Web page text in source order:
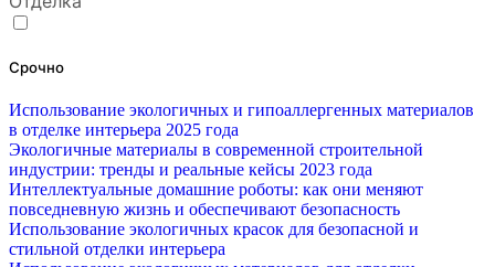
Срочно
Использование экологичных и гипоаллергенных материалов
в отделке интерьера 2025 года
Экологичные материалы в современной строительной
индустрии: тренды и реальные кейсы 2023 года
Интеллектуальные домашние роботы: как они меняют
повседневную жизнь и обеспечивают безопасность
Использование экологичных красок для безопасной и
стильной отделки интерьера